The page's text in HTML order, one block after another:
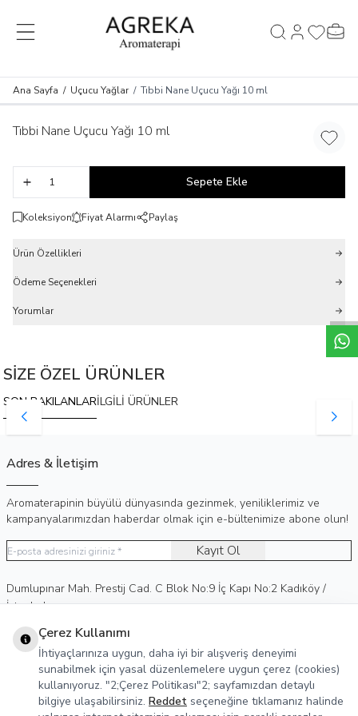
MENÜ Hesabım
Ana Sayfa / Uçucu Yağlar / Tıbbi Nane Uçucu Yağı 10 ml
Tıbbi Nane Uçucu Yağı 10 ml
Sepete Ekle
Koleksiyon Fiyat Alarmı Paylaş
Ürün Özellikleri
Ödeme Seçenekleri
Yorumlar
SİZE ÖZEL ÜRÜNLER
SON BAKILANLARİLGİLİ ÜRÜNLER
Adres & İletişim
Aromaterapinin büyülü dünyasında gezinmek, yeniliklerimiz ve
kampanyalarımızdan haberdar olmak için e-bültenimize abone olun!
Kayıt Ol
Adres
Dumlupınar Mah. Prestij Cad. C Blok No:9 İç Kapı No:2 Kadıköy /
İstanbul
Telefon
0 (530) 236 15 75
E-Posta
info@agreka.com.tr
Müşteri Hizmetleri
Yasal Bilgiler
Çerez Kullanımı
İhtiyaçlarınıza uygun, daha iyi bir alışveriş deneyimi
sunabilmek için yasal düzenlemelere uygun çerez (cookies)
kullanıyoruz. "2;Çerez Politikası"2; sayfamızdan detaylı
bilgiye ulaşabilirsiniz. Reddet seçeneğine tıklamanız halinde